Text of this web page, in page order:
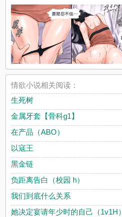
情欲小说相关阅读：
生死树
金属牙套【骨科g1】
在产品（ABO）
以寇王
黑金链
负距离告白（校园 h）
我们到底什么关系
她决定宴请年少时的自己（1v1H）